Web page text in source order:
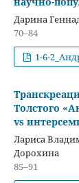
Дарина
70–84
1-6-
Толстого
vs
Лариса
Дорохина
85–91